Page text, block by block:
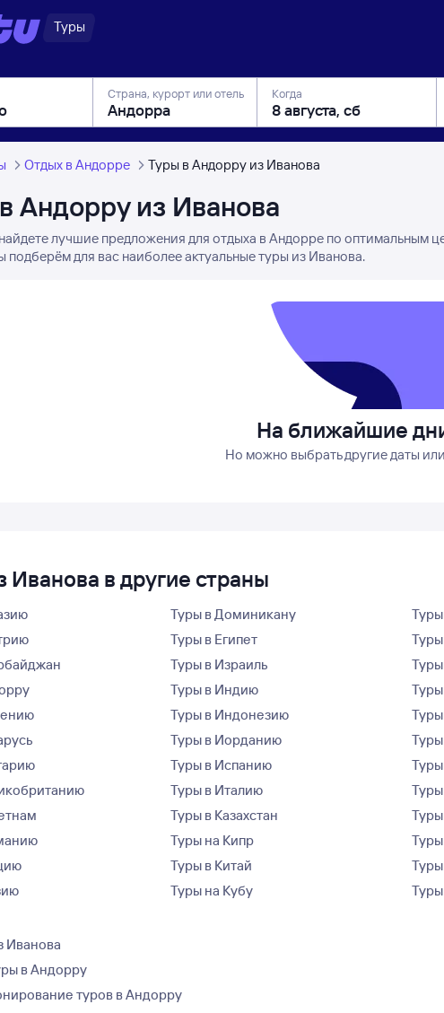
Туры
Страна, курорт или отель Когда
Отдых в Андорре Туры в Андорру из Иванова
Андорру из Иванова
лучшие предложения для отдыха в Андорре по оптимальным
подберём для вас наиболее актуальные туры из Иванова.
На ближайшие
Но можно выбрать другие даты
Иванова в другие страны
Туры в Доминикану
Туры в Египет
Туры в Израиль
Туры в Индию
Туры в Индонезию
Туры в Иорданию
Туры в Испанию
Туры в Италию
Туры в Казахстан
Туры на Кипр
Туры в Китай
Туры на Кубу
Иванова
в Андорру
туров в Андорру